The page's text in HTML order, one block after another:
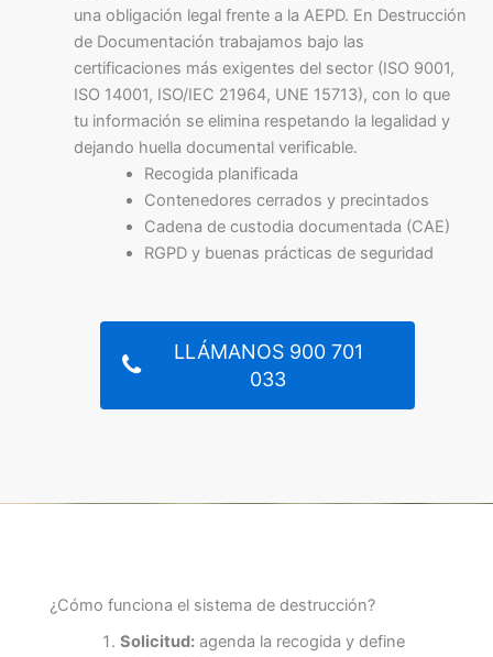
una obligación legal frente a la AEPD. En Destrucción
de Documentación trabajamos bajo las
certificaciones más exigentes del sector (ISO 9001,
ISO 14001, ISO/IEC 21964, UNE 15713), con lo que
tu información se elimina respetando la legalidad y
dejando huella documental verificable.
Recogida planificada
Contenedores cerrados y precintados
Cadena de custodia documentada (CAE)
RGPD y buenas prácticas de seguridad
LLÁMANOS 900 701
033
¿Cómo funciona el sistema de destrucción?
Solicitud:agenda la recogida y define